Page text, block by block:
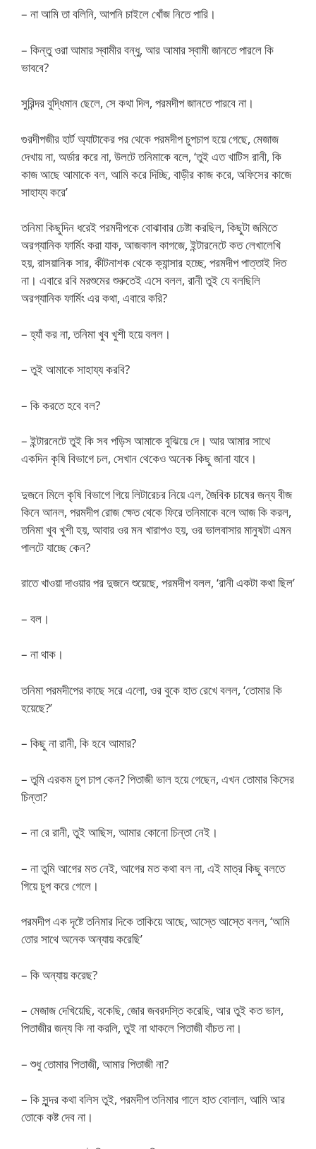
– না আমি তা বলিনি, আপনি চাইলে খোঁজ নিতে পারি।
– কিন্তু ওরা আমার স্বামীর বন্ধু, আর আমার স্বামী জানতে পারলে কি
ভাববে?
সুরিন্দর বুদ্ধিমান ছেলে, সে কথা দিল, পরমদীপ জানতে পারবে না।
গুরদীপজীর হার্ট অ্যাটাকের পর থেকে পরমদীপ চুপচাপ হয়ে গেছে, মেজাজ
দেখায় না, অর্ডার করে না, উলটে তনিমাকে বলে, ‘তুই এত খাটিস রানী, কি
কাজ আছে আমাকে বল, আমি করে দিচ্ছি, বাড়ীর কাজ করে, অফিসের কাজে
সাহায্য করে’
তনিমা কিছুদিন ধরেই পরমদীপকে বোঝাবার চেষ্টা করছিল, কিছুটা জমিতে
অরগ্যানিক ফার্মিং করা যাক, আজকাল কাগজে, ইন্টারনেটে কত লেখালেখি
হয়, রাসয়ানিক সার, কীটনাশক থেকে ক্যান্সার হচ্ছে, পরমদীপ পাত্তাই দিত
না। এবারে রবি মরশুমের শুরুতেই এসে বলল, রানী তুই যে বলছিলি
অরগ্যানিক ফার্মিং এর কথা, এবারে করি?
– হ্যাঁ কর না, তনিমা খুব খুশী হয়ে বলল।
– তুই আমাকে সাহায্য করবি?
– কি করতে হবে বল?
– ইন্টারনেটে তুই কি সব পড়িস আমাকে বুঝিয়ে দে। আর আমার সাথে
একদিন কৃষি বিভাগে চল, সেখান থেকেও অনেক কিছু জানা যাবে।
দুজনে মিলে কৃষি বিভাগে গিয়ে লিটারেচর নিয়ে এল, জৈবিক চাষের জন্য বীজ
কিনে আনল, পরমদীপ রোজ ক্ষেত থেকে ফিরে তনিমাকে বলে আজ কি করল,
তনিমা খুব খুশী হয়, আবার ওর মন খারাপও হয়, ওর ভালবাসার মানুষটা এমন
পালটে যাচ্ছে কেন?
রাতে খাওয়া দাওয়ার পর দুজনে শুয়েছে, পরমদীপ বলল, ‘রানী একটা কথা ছিল’
– বল।
– না থাক।
তনিমা পরমদীপের কাছে সরে এলো, ওর বুকে হাত রেখে বলল, ‘তোমার কি
হয়েছে?’
– কিছু না রানী, কি হবে আমার?
– তুমি এরকম চুপ চাপ কেন? পিতাজী ভাল হয়ে গেছেন, এখন তোমার কিসের
চিন্তা?
– না রে রানী, তুই আছিস, আমার কোনো চিন্তা নেই।
– না তুমি আগের মত নেই, আগের মত কথা বল না, এই মাত্র কিছু বলতে
গিয়ে চুপ করে গেলে।
পরমদীপ এক দৃষ্টে তনিমার দিকে তাকিয়ে আছে, আস্তে আস্তে বলল, ‘আমি
তোর সাথে অনেক অন্যায় করেছি’
– কি অন্যায় করেছ?
– মেজাজ দেখিয়েছি, বকেছি, জোর জবরদস্তি করেছি, আর তুই কত ভাল,
পিতাজীর জন্য কি না করলি, তুই না থাকলে পিতাজী বাঁচত না।
– শুধু তোমার পিতাজী, আমার পিতাজী না?
– কি সুন্দর কথা বলিস তুই, পরমদীপ তনিমার গালে হাত বোলাল, আমি আর
তোকে কষ্ট দেব না।